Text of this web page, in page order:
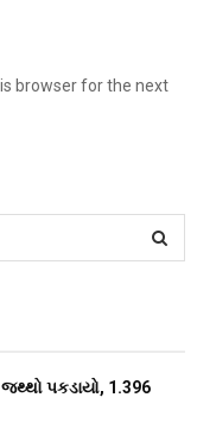
browser for the next
પકડાયો, 1.396